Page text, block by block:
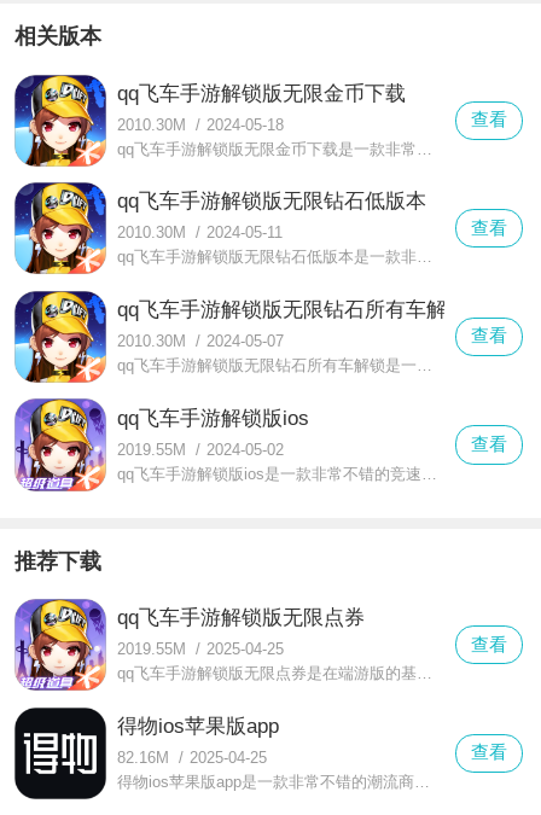
相关版本
qq飞车手游解锁版无限金币下载
2010.30M / 2024-05-18
查看
qq飞车手游解锁版无限钻石低版本
2010.30M / 2024-05-11
qq飞车手游解锁版无限钻石低版本是一款非常好玩的腾讯旗下的竞技休闲手游，在这类你可以感受到更多丰富的经典赛道加入更多的玩法模式
查看
qq飞车手游解锁版无限钻石所有车解锁
2010.30M / 2024-05-07
查看
qq飞车手游解锁版ios
2019.55M / 2024-05-02
查看
推荐下载
qq飞车手游解锁版无限点券
2019.55M / 2025-04-25
qq飞车手游解锁版无限点券是在端游版的基础上打造的同名竞速类手游，让你在手机上也能体验到飞车带来的速度与激情。qq飞车手游解锁版无限点券里地图有很多，让你每局游戏都可以选择不一样的地图
查看
得物ios苹果版app
82.16M / 2025-04-25
得物ios苹果版app是一款非常不错的潮流商品软件，这款得物ios苹果版app可以有效的满足广大用户的潮鞋商品的购买，在这里你可以更加仔细的找到相关的产品内容
查看